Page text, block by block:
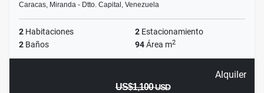
Caracas, Miranda - Dtto. Capital, Venezuela
2 Habitaciones 2 Estacionamiento
2 Baños 94Área m2
Alquiler
US$1,100USD